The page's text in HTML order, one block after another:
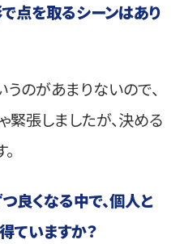
点を取るシーンはあり
のがあまりないので、
緊張しましたが、決める
良くなる中で、個人と
ていますか？